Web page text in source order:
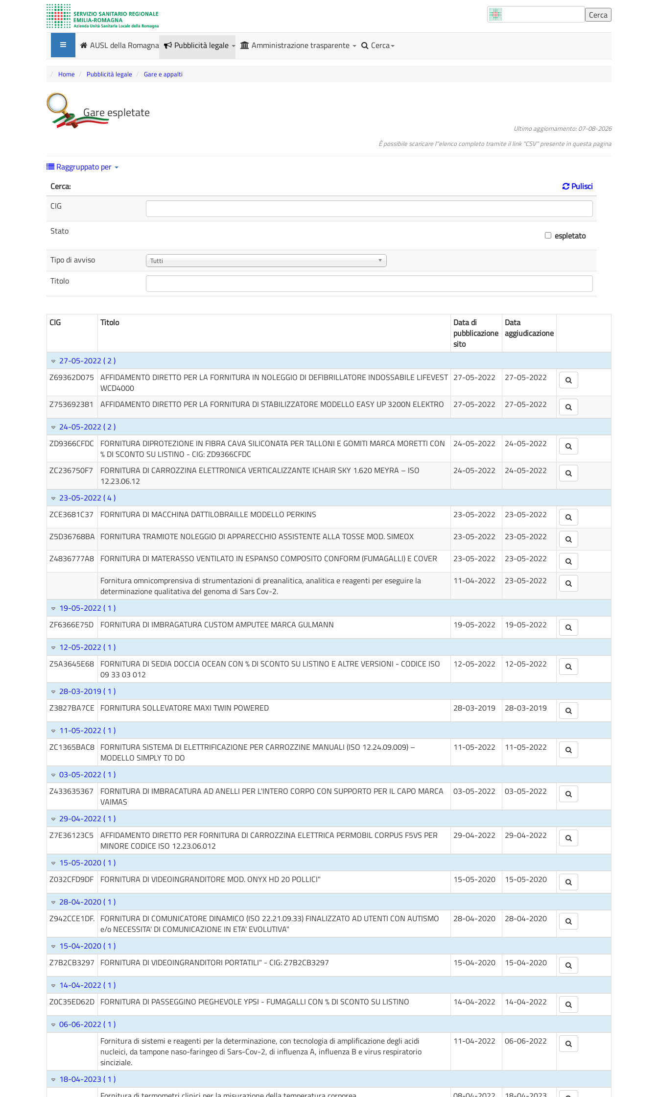
AUSL della Romagna Pubblicità legale Amministrazione trasparente Cerca
Home Pubblicità legale Gare e appalti
Gare espletate
Ultimo aggiornamento: 07-08-2026
È possibile scaricare l"elenco completo tramite il link "CSV" presente in questa pagina
Raggruppato per
Cerca:
Pulisci
CIG
Stato espletato
Tipo di avviso Tutti
Titolo
CIG Titolo
Data di
pubblicazione
sito
Data
aggiudicazione
27-05-2022 ( 2 )
Z69362D075 AFFIDAMENTO DIRETTO PER LA FORNITURA IN NOLEGGIO DI DEFIBRILLATORE INDOSSABILE LIFEVEST
WCD4000
27-05-2022 27-05-2022
Z753692381 AFFIDAMENTO DIRETTO PER LA FORNITURA DI STABILIZZATORE MODELLO EASY UP 3200N ELEKTRO 27-05-2022
27-05-2022
24-05-2022 ( 2 )
ZD9366CFDC
FORNITURA DIPROTEZIONE IN FIBRA CAVA SILICONATA PER TALLONI E GOMITI MARCA MORETTI CON
% DI SCONTO SU LISTINO - CIG: ZD9366CFDC
24-05-2022 24-05-2022
ZC236750F7
FORNITURA DI CARROZZINA ELETTRONICA VERTICALIZZANTE ICHAIR SKY 1.620 MEYRA – ISO
12.23.06.12
24-05-2022 24-05-2022
23-05-2022 ( 4 )
ZCE3681C37
FORNITURA DI MACCHINA DATTILOBRAILLE MODELLO PERKINS 23-05-2022
23-05-2022
Z5D36768BA FORNITURA TRAMIOTE NOLEGGIO DI APPARECCHIO ASSISTENTE ALLA TOSSE MOD. SIMEOX 23-05-2022
23-05-2022
Z4836777A8 FORNITURA DI MATERASSO VENTILATO IN ESPANSO COMPOSITO CONFORM (FUMAGALLI) E COVER 23-05-2022
23-05-2022
Fornitura omnicomprensiva di strumentazioni di preanalitica, analitica e reagenti per eseguire la
determinazione qualitativa del genoma di Sars Cov-2.
11-04-2022 23-05-2022
19-05-2022 ( 1 )
ZF6366E75D
FORNITURA DI IMBRAGATURA CUSTOM AMPUTEE MARCA GULMANN 19-05-2022
19-05-2022
12-05-2022 ( 1 )
Z5A3645E68 FORNITURA DI SEDIA DOCCIA OCEAN CON % DI SCONTO SU LISTINO E ALTRE VERSIONI - CODICE ISO
09 33 03 012
12-05-2022 12-05-2022
28-03-2019 ( 1 )
Z3827BA7CE FORNITURA SOLLEVATORE MAXI TWIN POWERED 28-03-2019
28-03-2019
11-05-2022 ( 1 )
ZC1365BAC8 FORNITURA SISTEMA DI ELETTRIFICAZIONE PER CARROZZINE MANUALI (ISO 12.24.09.009) –
MODELLO SIMPLY TO DO
11-05-2022 11-05-2022
03-05-2022 ( 1 )
Z433635367
FORNITURA DI IMBRACATURA AD ANELLI PER L'INTERO CORPO CON SUPPORTO PER IL CAPO MARCA
VAIMAS
03-05-2022 03-05-2022
29-04-2022 ( 1 )
Z7E36123C5
AFFIDAMENTO DIRETTO PER FORNITURA DI CARROZZINA ELETTRICA PERMOBIL CORPUS F5VS PER
MINORE CODICE ISO 12.23.06.012
29-04-2022 29-04-2022
15-05-2020 ( 1 )
Z032CFD9DF
FORNITURA DI VIDEOINGRANDITORE MOD. ONYX HD 20 POLLICI" 15-05-2020
15-05-2020
28-04-2020 ( 1 )
Z942CCE1DF. FORNITURA DI COMUNICATORE DINAMICO (ISO 22.21.09.33) FINALIZZATO AD UTENTI CON AUTISMO
e/o NECESSITA' DI COMUNICAZIONE IN ETA' EVOLUTIVA"
28-04-2020 28-04-2020
15-04-2020 ( 1 )
Z7B2CB3297 FORNITURA DI VIDEOINGRANDITORI PORTATILI" - CIG: Z7B2CB3297 15-04-2020
15-04-2020
14-04-2022 ( 1 )
Z0C35ED62D FORNITURA DI PASSEGGINO PIEGHEVOLE YPSI - FUMAGALLI CON % DI SCONTO SU LISTINO 14-04-2022
14-04-2022
06-06-2022 ( 1 )
Fornitura di sistemi e reagenti per la determinazione, con tecnologia di amplificazione degli acidi
nucleici, da tampone naso-faringeo di Sars-Cov-2, di influenza A, influenza B e virus respiratorio
sinciziale.
11-04-2022 06-06-2022
18-04-2023 ( 1 )